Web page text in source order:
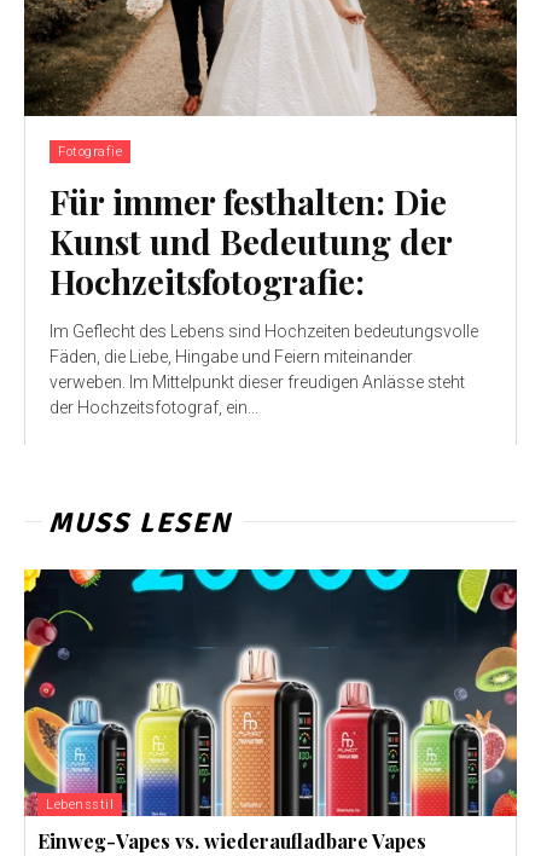
Fotografie
Für immer festhalten: Die
Kunst und Bedeutung der
Hochzeitsfotografie:
Im Geflecht des Lebens sind Hochzeiten bedeutungsvolle
Fäden, die Liebe, Hingabe und Feiern miteinander
verweben. Im Mittelpunkt dieser freudigen Anlässe steht
der Hochzeitsfotograf, ein...
MUSS LESEN
Lebensstil
Einweg-Vapes vs. wiederaufladbare Vapes